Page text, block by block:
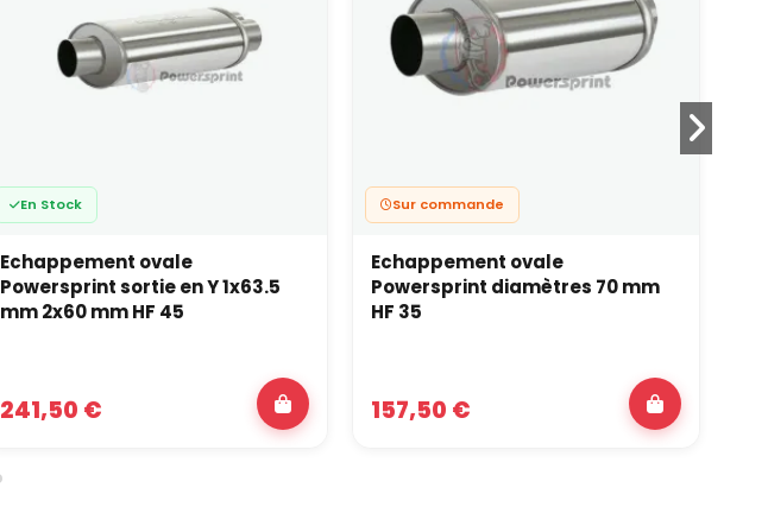
En Stock
Echappement ovale
Powersprint sortie en Y 1x63.5
mm 2x60 mm HF 45
241,50 €
Sur commande
Echappement ovale
Powersprint diamètres 70 mm
HF 35
157,50 €